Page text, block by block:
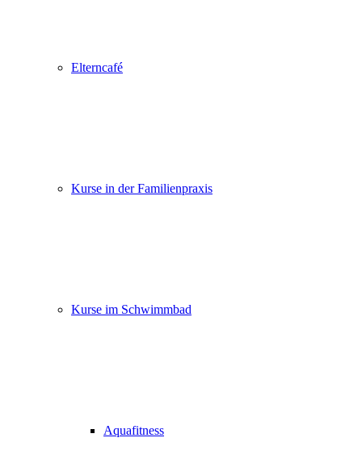
Elterncafé
Kurse in der Familienpraxis
Kurse im Schwimmbad
Aquafitness